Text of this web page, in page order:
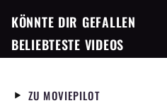
KÖNNTE DIR GEFALLEN
BELIEBTESTE VIDEOS
ZU MOVIEPILOT